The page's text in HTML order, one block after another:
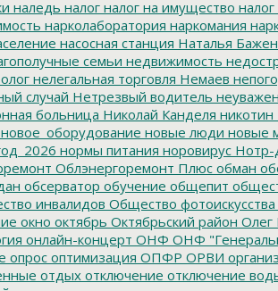
наледь налог налог на имущество
нарколаборатория наркомания
насосная станция Наталья
семьи недвижимость
нелегальная торговля Немаев
случай Нетрезвый водитель
больница Николай Канделя никотин
новое_оборудование новые люди новые
нормы питания норовирус
Облэнергоремонт Плюс обман
обсерватор обучение общепит
инвалидов Общество
окно октябрь Октябрьский район Олег
онлайн-концерт ОНФ ОНФ
опрос оптимизация ОПФР ОРВИ
отдых отключение отключение